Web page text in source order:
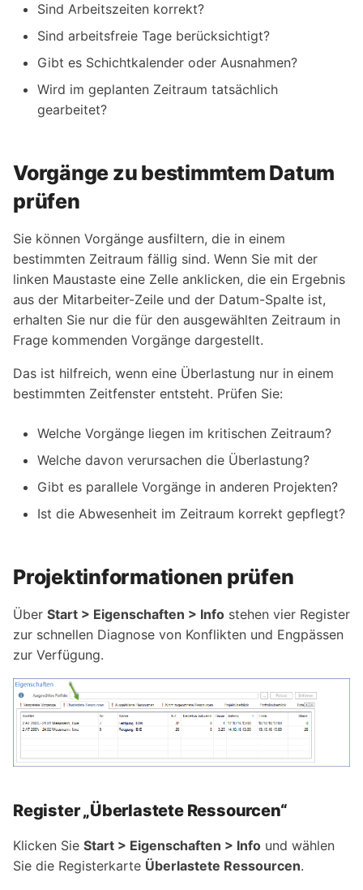
Sind Arbeitszeiten korrekt?
Sind arbeitsfreie Tage berücksichtigt?
Gibt es Schichtkalender oder Ausnahmen?
Wird im geplanten Zeitraum tatsächlich
gearbeitet?
Vorgänge zu bestimmtem Datum
prüfen
Sie können Vorgänge ausfiltern, die in einem
bestimmten Zeitraum fällig sind. Wenn Sie mit der
linken Maustaste eine Zelle anklicken, die ein Ergebnis
aus der Mitarbeiter-Zeile und der Datum-Spalte ist,
erhalten Sie nur die für den ausgewählten Zeitraum in
Frage kommenden Vorgänge dargestellt.
Das ist hilfreich, wenn eine Überlastung nur in einem
bestimmten Zeitfenster entsteht. Prüfen Sie:
Welche Vorgänge liegen im kritischen Zeitraum?
Welche davon verursachen die Überlastung?
Gibt es parallele Vorgänge in anderen Projekten?
Ist die Abwesenheit im Zeitraum korrekt gepflegt?
Projektinformationen prüfen
Über Start > Eigenschaften > Info stehen vier Register
zur schnellen Diagnose von Konflikten und Engpässen
zur Verfügung.
Register „Überlastete Ressourcen“
Klicken Sie Start > Eigenschaften > Info und wählen
Sie die Registerkarte Überlastete Ressourcen.